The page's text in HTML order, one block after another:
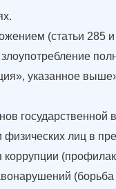
(статьи 285 и
указанное
государственной
лиц в
(борьба